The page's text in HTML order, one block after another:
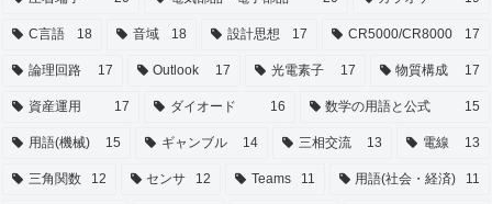
C言語 18 音域 18 設計思想 17 CR5000/CR8000 17
論理回路 17 Outlook 17 光電素子 17 物質構成 17
資産運用 17 ダイオード 16 数学の用語と公式 15
用語(機械) 15 ギャンブル 14 三相交流 13 電線 13
三角関数 12 センサ 12 Teams 11 用語(社会・経済) 11